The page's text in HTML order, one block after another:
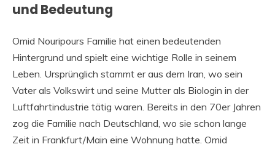
und Bedeutung
Omid Nouripours Familie hat einen bedeutenden
Hintergrund und spielt eine wichtige Rolle in seinem
Leben. Ursprünglich stammt er aus dem Iran, wo sein
Vater als Volkswirt und seine Mutter als Biologin in der
Luftfahrtindustrie tätig waren. Bereits in den 70er Jahren
zog die Familie nach Deutschland, wo sie schon lange
Zeit in Frankfurt/Main eine Wohnung hatte. Omid